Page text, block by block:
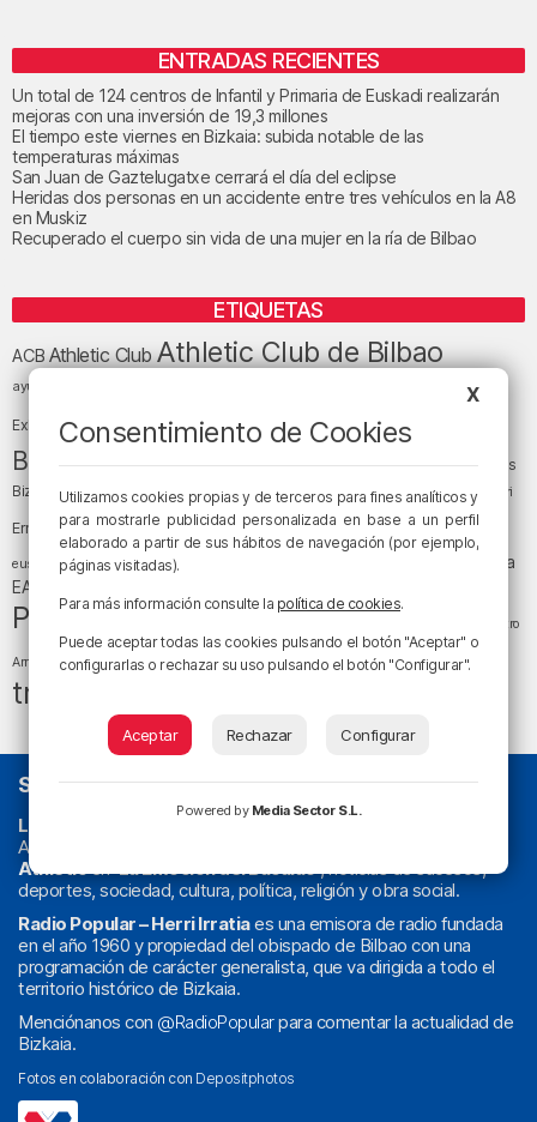
ENTRADAS RECIENTES
Un total de 124 centros de Infantil y Primaria de Euskadi realizarán
mejoras con una inversión de 19,3 millones
El tiempo este viernes en Bizkaia: subida notable de las
temperaturas máximas
San Juan de Gaztelugatxe cerrará el día del eclipse
Heridas dos personas en un accidente entre tres vehículos en la A8
en Muskiz
Recuperado el cuerpo sin vida de una mujer en la ría de Bilbao
ETIQUETAS
ACBAthletic ClubAthletic Club de Bilbao
ayuntamiento de Bilbao BEC (Bilbao
Exhibition Center) BilbaoBilbao Basket Bizkaia
Bizkaia y sus comarcas Copa del Rey cultura Cáritas
Bizkaia
Deusto Diócesis de Bilbao Egunon Bizkaia el tiempo Enkarterri
Ernesto Valverde Ertzaintza Euskadi (País Vasco)
euskera fiestas fútbol LaLiga
LaLiga
EA Sports
Política sociedadsucesos Teatro
Arriaga tiempotiempo atmosféricotráfico
tráfico en Bizkaia
SOBRE NOSOTROS
La radio sin cadenas
. Desde 1960 haciendo radio en Bilbao.
Actualidad y
Athletic
deportes, sociedad, cultura, política, religión y obra social.
Radio Popular – Herri Irratiaes una emisora de radio fundada
en el año 1960 y propiedad del obispado de Bilbao con una
programación de carácter generalista, que va dirigida a todo el
territorio histórico de Bizkaia.
Menciónanos con @RadioPopularpara comentar la actualidad de
Bizkaia.
Fotos en colaboración con Depositphotos
X
Consentimiento de Cookies
Utilizamos cookies propias y de terceros para fines analíticos y
para mostrarle publicidad personalizada en base a un perfil
elaborado a partir de sus hábitos de navegación (por ejemplo,
páginas visitadas).
Para más información consulte la política de cookies.
Puede aceptar todas las cookies pulsando el botón "Aceptar" o
configurarlas o rechazar su uso pulsando el botón "Configurar".
Aceptar Rechazar Configurar
Powered by Media Sector S.L.